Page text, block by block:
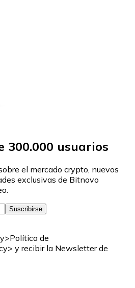
300.000 usuarios
el mercado crypto, nuevos
exclusivas de Bitnovo
Suscribirse
de
y recibir la Newsletter de